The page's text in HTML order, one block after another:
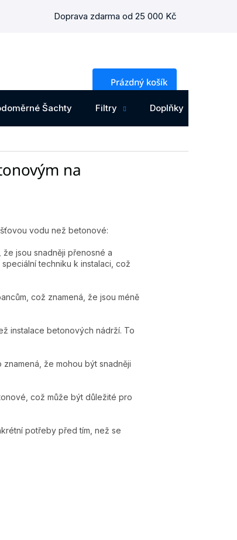
Doprava zdarma od 25 000 Kč
NÁKUPNÍ
Prázdný košík
Šachty Filtry Doplňky
na
vodu než betonové:
jsou snadněji přenosné a
techniku k instalaci, což
což znamená, že jsou méně
instalace betonových nádrží. To
že mohou být snadněji
což může být důležité pro
potřeby před tím, než se